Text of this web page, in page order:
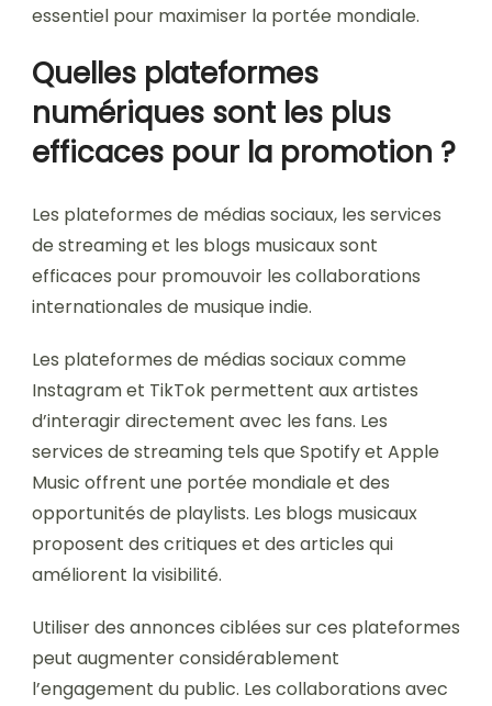
essentiel pour maximiser la portée mondiale.
Quelles plateformes
numériques sont les plus
efficaces pour la promotion ?
Les plateformes de médias sociaux, les services
de streaming et les blogs musicaux sont
efficaces pour promouvoir les collaborations
internationales de musique indie.
Les plateformes de médias sociaux comme
Instagram et TikTok permettent aux artistes
d’interagir directement avec les fans. Les
services de streaming tels que Spotify et Apple
Music offrent une portée mondiale et des
opportunités de playlists. Les blogs musicaux
proposent des critiques et des articles qui
améliorent la visibilité.
Utiliser des annonces ciblées sur ces plateformes
peut augmenter considérablement
l’engagement du public. Les collaborations avec